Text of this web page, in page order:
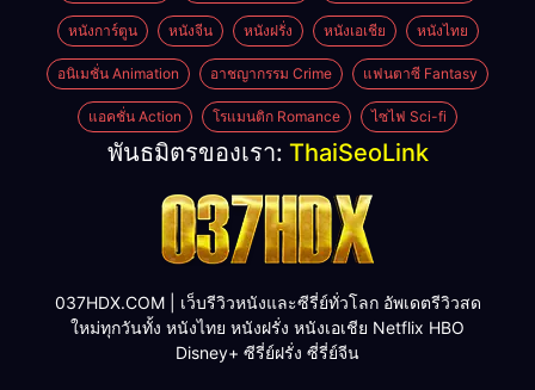
หนังการ์ตูน หนังจีน หนังฝรั่ง หนังเอเชีย หนังไทย
อนิเมชั่น Animation อาชญากรรม Crime แฟนตาซี Fantasy
แอคชั่น Action โรแมนติก Romance ไซไฟ Sci-fi
พันธมิตรของเรา: ThaiSeoLink
037HDX.COM | เว็บรีวิวหนังและซีรี่ย์ทั่วโลก อัพเดตรีวิวสด
ใหม่ทุกวันทั้ง หนังไทย หนังฝรั่ง หนังเอเชีย Netflix HBO
Disney+ ซีรี่ย์ฝรั่ง ซี่รี่ย์จีน